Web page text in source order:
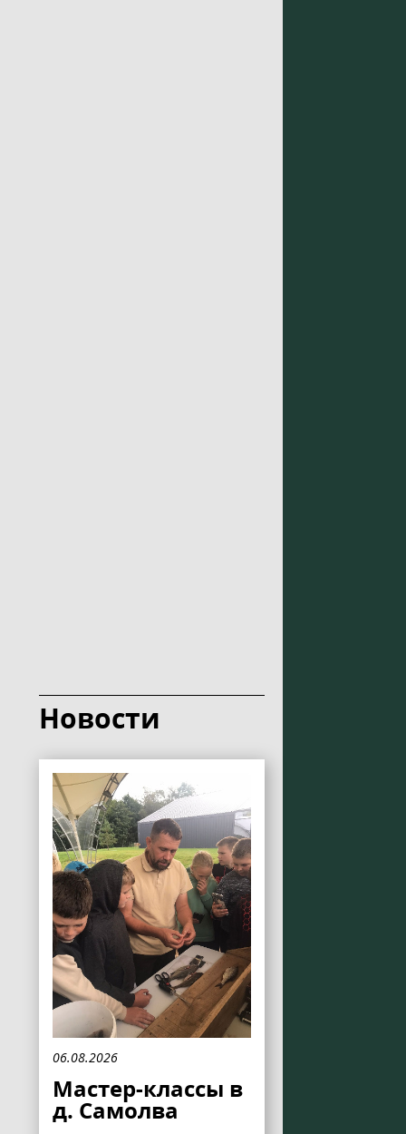
Новости
06.08.2026
Мастер-классы в
д. Самолва